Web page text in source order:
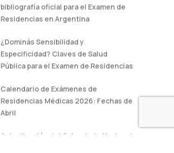
bibliografía oficial para el Examen de
Residencias en Argentina
¿Dominás Sensibilidad y
Especificidad? Claves de Salud
Pública para el Examen de Residencias
Calendario de Exámenes de
Residencias Médicas 2026: Fechas de
Abril
Actualización del Calendario Nacional